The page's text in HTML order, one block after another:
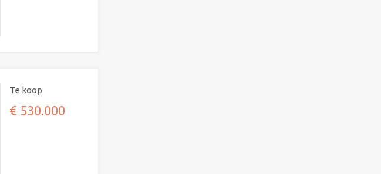
Te koop
€ 530.000